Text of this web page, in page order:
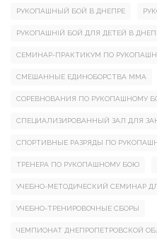
РУКОПАШНЫЙ БОЙ В ДНЕПРЕ
РУКОПАШНІЙ БОЙ ДЛЯ ДЕТЕЙ В
СЕМИНАР-ПРАКТИКУМ ПО
СМЕШАННЫЕ ЕДИНОБОРСТВА ММА
СОРЕВНОВАНИЯ ПО РУКОПАШНОМУ
СПЕЦИАЛИЗИРОВАННЫЙ ЗАЛ ДЛЯ
СПОРТИВНЫЕ РАЗРЯДЫ ПО
ТРЕНЕРА ПО РУКОПАШНОМУ БОЮ
УЧЕБНО-МЕТОДИЧЕСКИЙ СЕМИНАР
УЧЕБНО-ТРЕНИРОВОЧНЫЕ СБОРЫ
ЧЕМПИОНАТ ДНЕПРОПЕТРОВСКОЙ